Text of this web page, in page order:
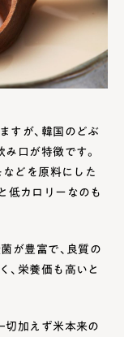
すが、韓国のどぶ
口が特徴です。
などを原料にした
低カロリーなのも
が豊富で、良質の
、栄養価も高いと
切加えず米本来の